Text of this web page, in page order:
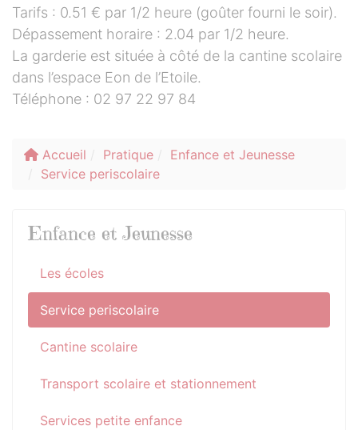
Tarifs : 0.51 € par 1/2 heure (goûter fourni le soir).
Dépassement horaire : 2.04 par 1/2 heure.
La garderie est située à côté de la cantine scolaire
dans l’espace Eon de l’Etoile.
Téléphone : 02 97 22 97 84
Accueil Pratique
Enfance et Jeunesse
Service periscolaire
Enfance et Jeunesse
Les écoles
Service periscolaire
Cantine scolaire
Transport scolaire et stationnement
Services petite enfance